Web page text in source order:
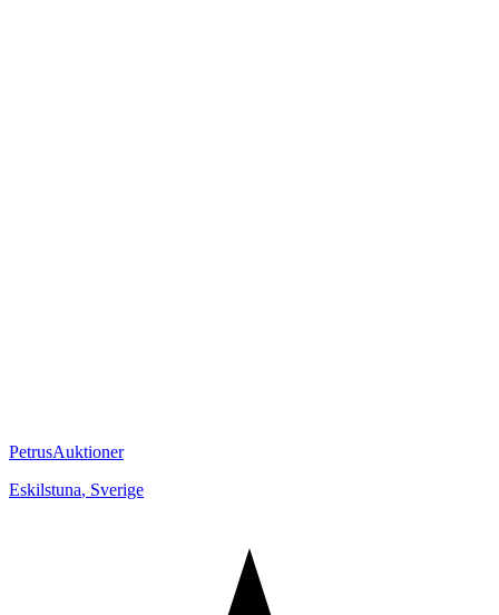
PetrusAuktioner
Eskilstuna, Sverige